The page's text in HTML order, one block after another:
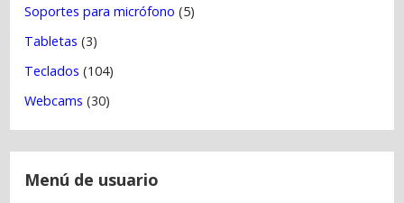
Soportes para micrófono (5)
Tabletas (3)
Teclados (104)
Webcams (30)
Menú de usuario